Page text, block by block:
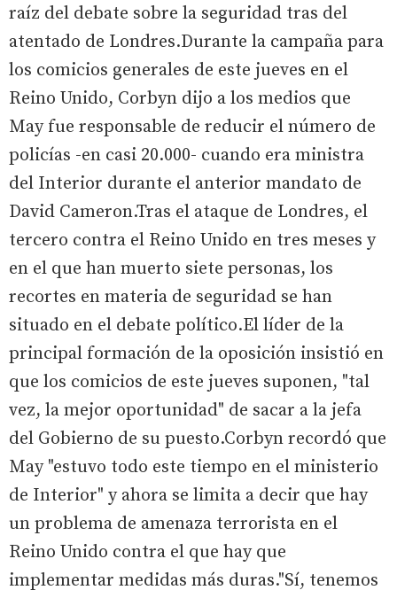
raíz del debate sobre la seguridad tras del
atentado de Londres.Durante la campaña para
los comicios generales de este jueves en el
Reino Unido, Corbyn dijo a los medios que
May fue responsable de reducir el número de
policías -en casi 20.000- cuando era ministra
del Interior durante el anterior mandato de
David Cameron.Tras el ataque de Londres, el
tercero contra el Reino Unido en tres meses y
en el que han muerto siete personas, los
recortes en materia de seguridad se han
situado en el debate político.El líder de la
principal formación de la oposición insistió en
que los comicios de este jueves suponen, "tal
vez, la mejor oportunidad" de sacar a la jefa
del Gobierno de su puesto.Corbyn recordó que
May "estuvo todo este tiempo en el ministerio
de Interior" y ahora se limita a decir que hay
un problema de amenaza terrorista en el
Reino Unido contra el que hay que
implementar medidas más duras."Sí, tenemos